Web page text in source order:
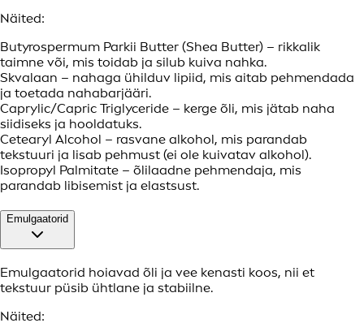
Näited:
Butyrospermum Parkii Butter (Shea Butter) – rikkalik
taimne või, mis toidab ja silub kuiva nahka.
Skvalaan – nahaga ühilduv lipiid, mis aitab pehmendada
ja toetada nahabarjääri.
Caprylic/Capric Triglyceride – kerge õli, mis jätab naha
siidiseks ja hooldatuks.
Cetearyl Alcohol – rasvane alkohol, mis parandab
tekstuuri ja lisab pehmust (ei ole kuivatav alkohol).
Isopropyl Palmitate – õlilaadne pehmendaja, mis
parandab libisemist ja elastsust.
Emulgaatorid
Emulgaatorid hoiavad õli ja vee kenasti koos, nii et
tekstuur püsib ühtlane ja stabiilne.
Näited: